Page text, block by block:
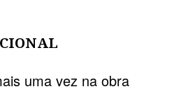
uma vez na obra